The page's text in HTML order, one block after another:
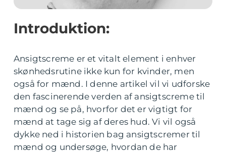
Introduktion:
Ansigtscreme er et vitalt element i enhver
skønhedsrutine ikke kun for kvinder, men
også for mænd. I denne artikel vil vi udforske
den fascinerende verden af ansigtscreme til
mænd og se på, hvorfor det er vigtigt for
mænd at tage sig af deres hud. Vi vil også
dykke ned i historien bag ansigtscremer til
mænd og undersøge, hvordan de har